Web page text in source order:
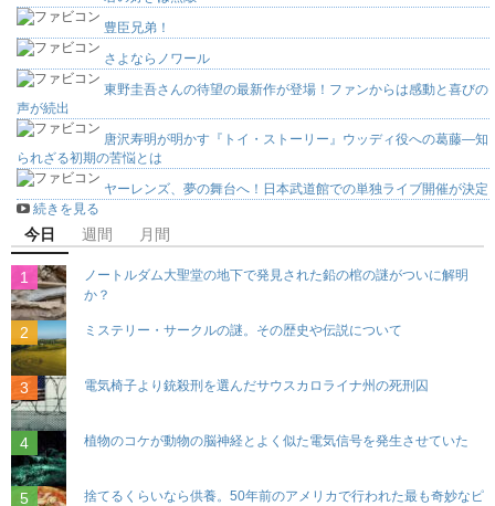
豊臣兄弟！
さよならノワール
東野圭吾さんの待望の最新作が登場！ファンからは感動と喜びの
声が続出
唐沢寿明が明かす『トイ・ストーリー』ウッディ役への葛藤―知
られざる初期の苦悩とは
ヤーレンズ、夢の舞台へ！日本武道館での単独ライブ開催が決定
続きを見る
今日 週間 月間
ノートルダム大聖堂の地下で発見された鉛の棺の謎がついに解明
か？
ミステリー・サークルの謎。その歴史や伝説について
電気椅子より銃殺刑を選んだサウスカロライナ州の死刑囚
植物のコケが動物の脳神経とよく似た電気信号を発生させていた
捨てるくらいなら供養。50年前のアメリカで行われた最も奇妙なピ